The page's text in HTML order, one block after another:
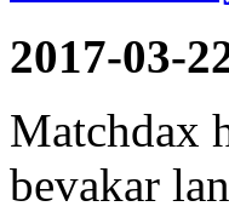
2017-03-
Matchdax
bevakar